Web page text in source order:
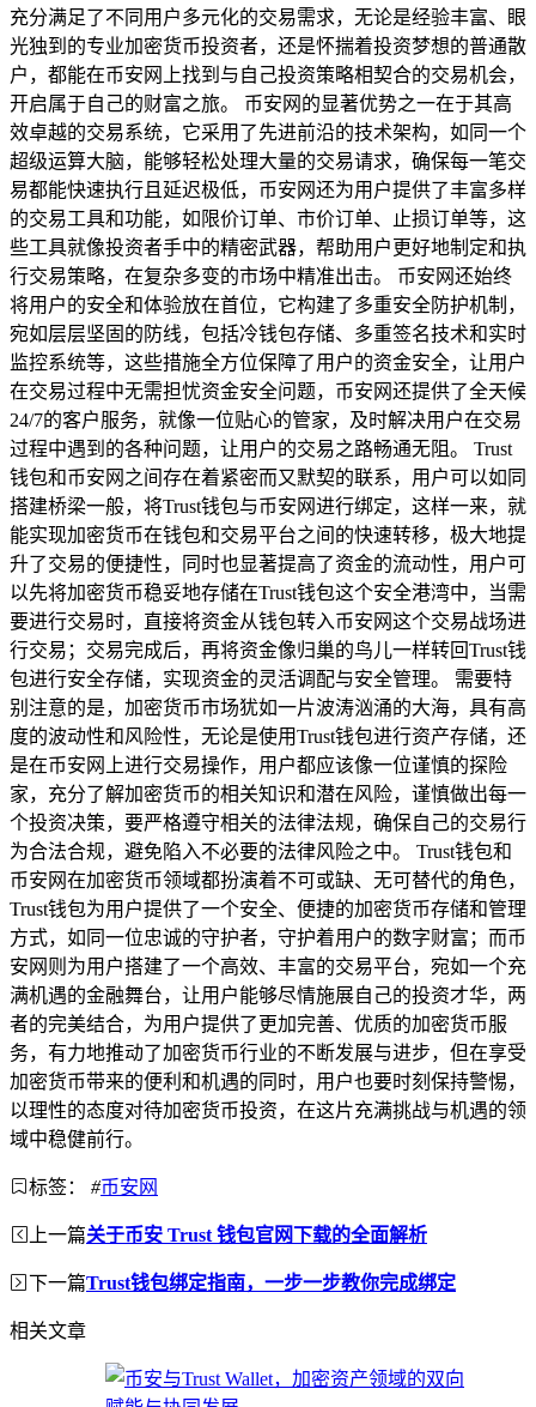
充分满足了不同用户多元化的交易需求，无论是经验丰富、眼
光独到的专业加密货币投资者，还是怀揣着投资梦想的普通散
户，都能在币安网上找到与自己投资策略相契合的交易机会，
开启属于自己的财富之旅。 币安网的显著优势之一在于其高
效卓越的交易系统，它采用了先进前沿的技术架构，如同一个
超级运算大脑，能够轻松处理大量的交易请求，确保每一笔交
易都能快速执行且延迟极低，币安网还为用户提供了丰富多样
的交易工具和功能，如限价订单、市价订单、止损订单等，这
些工具就像投资者手中的精密武器，帮助用户更好地制定和执
行交易策略，在复杂多变的市场中精准出击。 币安网还始终
将用户的安全和体验放在首位，它构建了多重安全防护机制，
宛如层层坚固的防线，包括冷钱包存储、多重签名技术和实时
监控系统等，这些措施全方位保障了用户的资金安全，让用户
在交易过程中无需担忧资金安全问题，币安网还提供了全天候
24/7的客户服务，就像一位贴心的管家，及时解决用户在交易
过程中遇到的各种问题，让用户的交易之路畅通无阻。 Trust
钱包和币安网之间存在着紧密而又默契的联系，用户可以如同
搭建桥梁一般，将Trust钱包与币安网进行绑定，这样一来，就
能实现加密货币在钱包和交易平台之间的快速转移，极大地提
升了交易的便捷性，同时也显著提高了资金的流动性，用户可
以先将加密货币稳妥地存储在Trust钱包这个安全港湾中，当需
要进行交易时，直接将资金从钱包转入币安网这个交易战场进
行交易；交易完成后，再将资金像归巢的鸟儿一样转回Trust钱
包进行安全存储，实现资金的灵活调配与安全管理。 需要特
别注意的是，加密货币市场犹如一片波涛汹涌的大海，具有高
度的波动性和风险性，无论是使用Trust钱包进行资产存储，还
是在币安网上进行交易操作，用户都应该像一位谨慎的探险
家，充分了解加密货币的相关知识和潜在风险，谨慎做出每一
个投资决策，要严格遵守相关的法律法规，确保自己的交易行
为合法合规，避免陷入不必要的法律风险之中。 Trust钱包和
币安网在加密货币领域都扮演着不可或缺、无可替代的角色，
Trust钱包为用户提供了一个安全、便捷的加密货币存储和管理
方式，如同一位忠诚的守护者，守护着用户的数字财富；而币
安网则为用户搭建了一个高效、丰富的交易平台，宛如一个充
满机遇的金融舞台，让用户能够尽情施展自己的投资才华，两
者的完美结合，为用户提供了更加完善、优质的加密货币服
务，有力地推动了加密货币行业的不断发展与进步，但在享受
加密货币带来的便利和机遇的同时，用户也要时刻保持警惕，
以理性的态度对待加密货币投资，在这片充满挑战与机遇的领
域中稳健前行。
标签： #币安网
上一篇关于币安 Trust 钱包官网下载的全面解析
下一篇Trust钱包绑定指南，一步一步教你完成绑定
相关文章